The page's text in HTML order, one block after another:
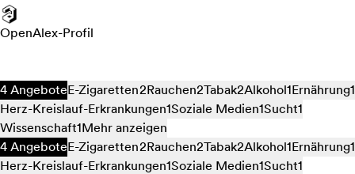
OpenAlex-Profil
4 AngeboteE-Zigaretten2Rauchen2Tabak2Alkohol1Ernährung1
Herz-Kreislauf-Erkrankungen1Soziale Medien1Sucht1
Wissenschaft1Mehr anzeigen
4 AngeboteE-Zigaretten2Rauchen2Tabak2Alkohol1Ernährung1
Herz-Kreislauf-Erkrankungen1Soziale Medien1Sucht1